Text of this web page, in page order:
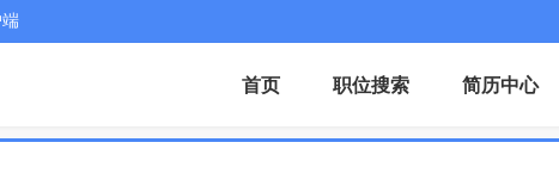
首页 职位搜索 简历中心